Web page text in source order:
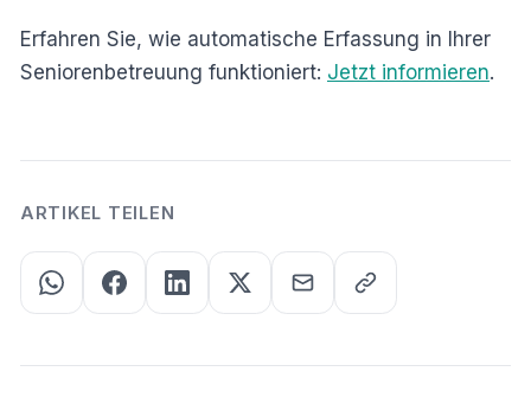
Erfahren Sie, wie automatische Erfassung in Ihrer
Seniorenbetreuung funktioniert: Jetzt informieren.
ARTIKEL TEILEN